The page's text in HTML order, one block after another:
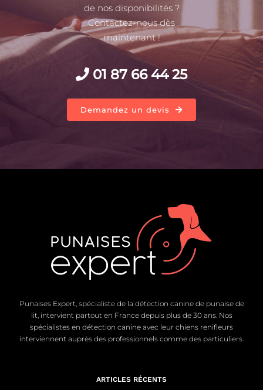
de nos disponibilités ?
Contactez-nous dès
maintenant !
01 87 66 44 25
Demandez un devis
Punaises Expert, spécialiste de la détection canine de punaise de
lit, intervient partout en France depuis plus de 30 ans. Nos
spécialistes en détection canine avec leur chiens renifleurs
interviennent auprès des professionnels comme des particuliers.
ARTICLES RÉCENTS